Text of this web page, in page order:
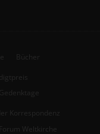
Bücher
Korrespondenz
Forum Weltkirche